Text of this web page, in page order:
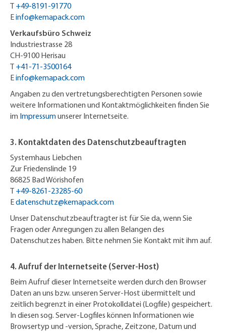
+49-8191-91770
Einfo@kemapack.com
Verkaufsbüro Schweiz
Industriestrasse 28
CH-9100 Herisau
+41-71-3500164
​​​Einfo@kemapack.com
Angaben zu den vertretungsberechtigten Personen sowie
weitere Informationen und Kontaktmöglichkeiten finden Sie
im Impressumunserer Internetseite.
3. Kontaktdaten des Datenschutzbeauftragten
Systemhaus Liebchen
Zur Friedenslinde 19
86825 Bad Wörishofen
+49-8261-23285-60
Edatenschutz@kemapack.com
Unser Datenschutzbeauftragter ist für Sie da, wenn Sie
Fragen oder Anregungen zu allen Belangen des
Datenschutzes haben. Bitte nehmen Sie Kontakt mit ihm auf.
4. Aufruf der Internetseite (Server-Host)
Beim Aufruf dieser Internetseite werden durch den Browser
Daten an uns bzw. unseren Server-Host übermittelt und
zeitlich begrenzt in einer Protokolldatei (Logfile) gespeichert.
In diesen sog. Server-Logfiles können Informationen wie
Browsertyp und -version, Sprache, Zeitzone, Datum und